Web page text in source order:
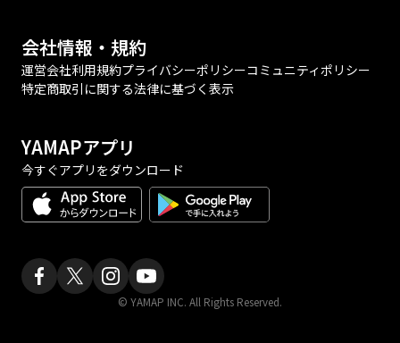
会社情報・規約
運営会社利用規約プライバシーポリシーコミュニティポリシー
特定商取引に関する法律に基づく表示
YAMAPアプリ
今すぐアプリをダウンロード
© YAMAP INC. All Rights Reserved.